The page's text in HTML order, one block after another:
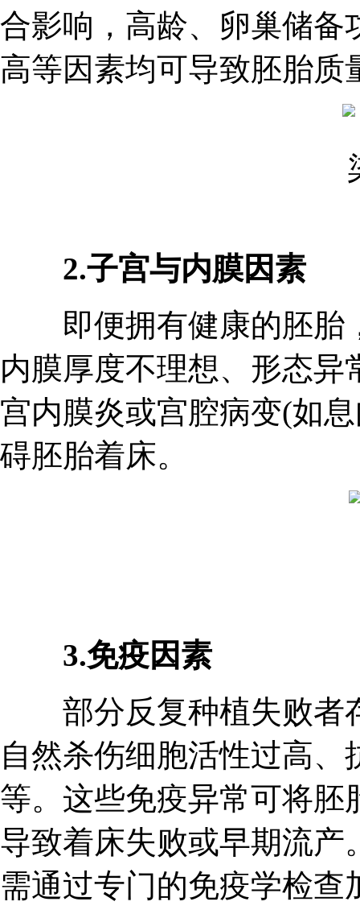
合影响，高龄、卵巢储
高等因素均可导致胚胎质
2.子宫与内膜因素
即便拥有健康的胚胎
内膜厚度不理想、形态
宫内膜炎或宫腔病变(如
碍胚胎着床。
3.免疫因素
部分反复种植失败者
自然杀伤细胞活性过高
等。这些免疫异常可将胚
导致着床失败或早期流产
需通过专门的免疫学检查